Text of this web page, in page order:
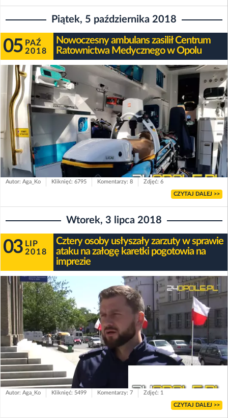
Piątek, 5 października 2018
05 PAŹ
2018
Nowoczesny ambulans zasilił Centrum
Ratownictwa Medycznego w Opolu
Autor: Aga_Ko Kliknięć: 6795 Komentarzy: 8 Zdjęć: 6
CZYTAJ DALEJ >>
Wtorek, 3 lipca 2018
03 LIP
2018
Cztery osoby usłyszały zarzuty w sprawie
ataku na załogę karetki pogotowia na
imprezie
Autor: Aga_Ko Kliknięć: 5499 Komentarzy: 7 Zdjęć: 1
CZYTAJ DALEJ >>